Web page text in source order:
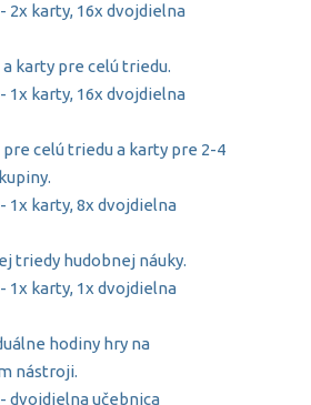
2x karty, 16x dvojdielna
karty pre celú triedu.
1x karty, 16x dvojdielna
pre celú triedu a karty pre 2-4
1x karty, 8x dvojdielna
triedy hudobnej náuky.
1x karty, 1x dvojdielna
hodiny hry na
nástroji.
dvojdielna učebnica